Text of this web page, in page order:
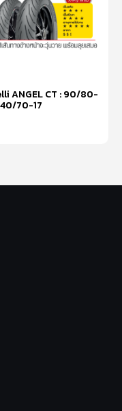
ANGEL CT : 90/80-
70-17